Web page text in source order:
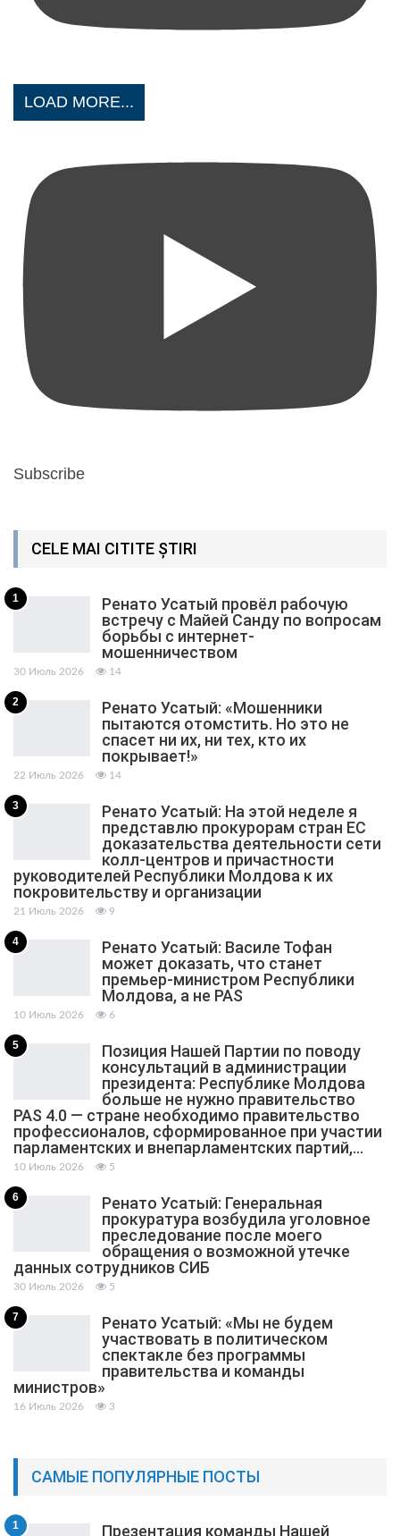
LOAD MORE...
Subscribe
CELE MAI CITITE ȘTIRI
1
Ренато Усатый провёл рабочую
встречу с Майей Санду по вопросам
борьбы с интернет-
мошенничеством
30 Июль 2026 14
2
Ренато Усатый: «Мошенники
пытаются отомстить. Но это не
спасет ни их, ни тех, кто их
покрывает!»
22 Июль 2026 14
3
Ренато Усатый: На этой неделе я
представлю прокурорам стран ЕС
доказательства деятельности сети
колл-центров и причастности
руководителей Республики Молдова к их
покровительству и организации
21 Июль 2026 9
4
Ренато Усатый: Василе Тофан
может доказать, что станет
премьер-министром Республики
Молдова, а не PAS
10 Июль 2026 6
5
Позиция Нашей Партии по поводу
консультаций в администрации
президента: Республике Молдова
больше не нужно правительство
PAS 4.0 — стране необходимо правительство
профессионалов, сформированное при участии
парламентских и внепарламентских партий,…
10 Июль 2026 5
6
Ренато Усатый: Генеральная
прокуратура возбудила уголовное
преследование после моего
обращения о возможной утечке
данных сотрудников СИБ
30 Июль 2026 5
7
Ренато Усатый: «Мы не будем
участвовать в политическом
спектакле без программы
правительства и команды
министров»
16 Июль 2026 3
САМЫЕ ПОПУЛЯРНЫЕ ПОСТЫ
1 Презентация команды Нашей